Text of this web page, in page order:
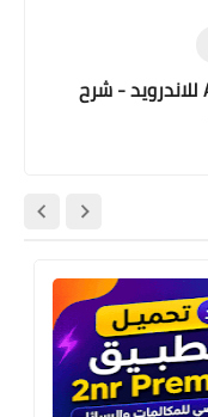
تحميل تطبيق Activity Launcher للاندرويد - شرح